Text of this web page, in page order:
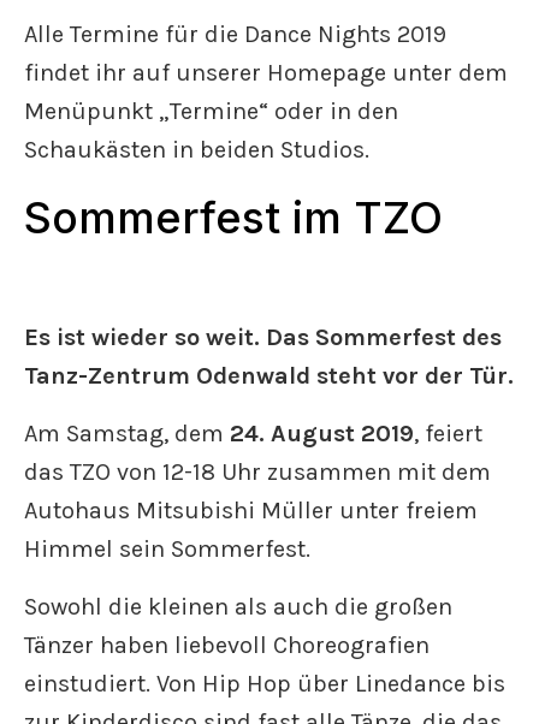
Alle Termine für die Dance Nights 2019
findet ihr auf unserer Homepage unter dem
Menüpunkt „Termine“ oder in den
Schaukästen in beiden Studios.
Sommerfest im TZO
Es ist wieder so weit. Das Sommerfest des
Tanz-Zentrum Odenwald steht vor der Tür.
Am Samstag, dem 24. August 2019, feiert
das TZO von 12-18 Uhr zusammen mit dem
Autohaus Mitsubishi Müller unter freiem
Himmel sein Sommerfest.
Sowohl die kleinen als auch die großen
Tänzer haben liebevoll Choreografien
einstudiert. Von Hip Hop über Linedance bis